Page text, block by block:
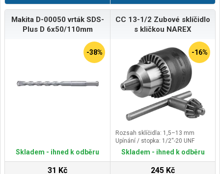
Makita D-00050 vrták SDS-
Plus D 6x50/110mm
-38%
Skladem - ihned k odběru
31 Kč
CC 13-1/2 Zubové sklíčidlo
s kličkou NAREX
-16%
Rozsah sklíčidla: 1,5–13 mm
Upínání / stopka: 1/2“-20 UNF
Skladem - ihned k odběru
245 Kč